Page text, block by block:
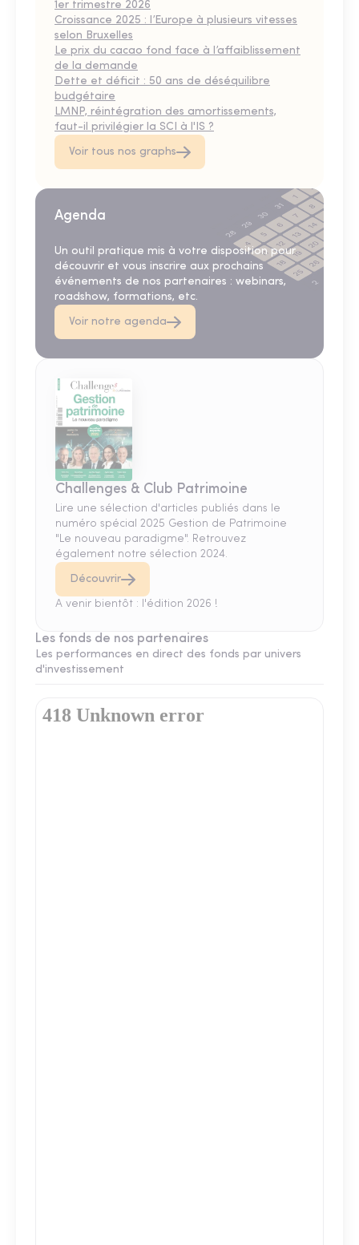
1er trimestre 2026
Croissance 2025 : l’Europe à plusieurs vitesses
selon Bruxelles
Le prix du cacao fond face à l’affaiblissement
de la demande
Dette et déficit : 50 ans de déséquilibre
budgétaire
LMNP, réintégration des amortissements,
faut-il privilégier la SCI à l'IS ?
Voir tous nos graphs
Agenda
Un outil pratique mis à votre disposition pour
découvrir et vous inscrire aux prochains
événements de nos partenaires : webinars,
roadshow, formations, etc.
Voir notre agenda
Challenges & Club Patrimoine
Lire une sélection d'articles publiés dans le
numéro spécial 2025 Gestion de Patrimoine
"Le nouveau paradigme". Retrouvez
également notre sélection 2024.
Découvrir
A venir bientôt : l'édition 2026 !
Les fonds de nos partenaires
Les performances en direct des fonds par univers
d'investissement